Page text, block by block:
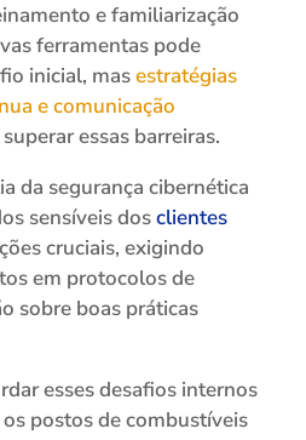
e familiarização
ferramentas pode
inicial, masestratégias
e comunicação
essas barreiras.
da segurança cibernética
sensíveis dosclientes
cruciais, exigindo
em protocolos de
sobre boas práticas
esses desafios internos
postos de combustíveis